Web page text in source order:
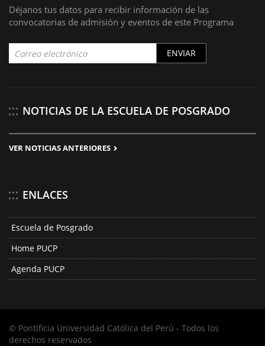
Déjanos tus datos para recibir información de las
convocatorias de admisión y eventos de este Programa
ENVIAR
NOTICIAS DE LA ESCUELA DE POSGRADO
VER NOTICIAS ANTERIORES
ENLACES
Escuela de Posgrado
Home PUCP
Agenda PUCP
© Pontificia Universidad Católica del Perú - Todos los
derechos reservados